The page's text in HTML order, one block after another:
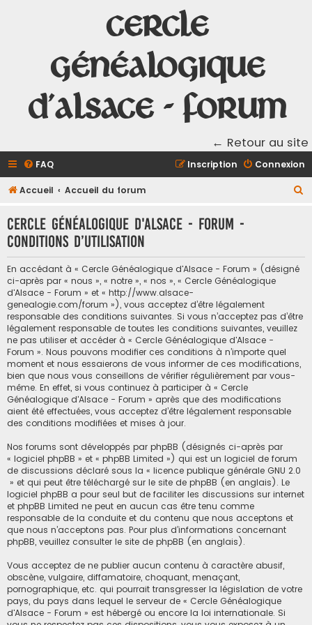
Cercle
Généalogique
d'Alsace - Forum
← Retour au site
FAQ Connexion
Inscription
Accueil Accueil du forum
Cercle Généalogique d'Alsace - Forum -
Conditions d’utilisation
En accédant à « Cercle Généalogique d'Alsace - Forum » (désigné
ci-après par « nous », « notre », « nos », « Cercle Généalogique
d'Alsace - Forum » et « http://www.alsace-
genealogie.com/forum »), vous acceptez d’être légalement
responsable des conditions suivantes. Si vous n’acceptez pas d’être
légalement responsable de toutes les conditions suivantes, veuillez
ne pas utiliser et accéder à « Cercle Généalogique d'Alsace -
Forum ». Nous pouvons modifier ces conditions à n’importe quel
moment et nous essaierons de vous informer de ces modifications,
bien que nous vous conseillons de vérifier régulièrement par vous-
même. En effet, si vous continuez à participer à « Cercle
Généalogique d'Alsace - Forum » après que des modifications
aient été effectuées, vous acceptez d’être légalement responsable
des conditions modifiées et mises à jour.
Nos forums sont développés par phpBB (désignés ci-après par
« logiciel phpBB » et « phpBB Limited ») qui est un logiciel de forum
de discussions déclaré sous la « licence publique générale GNU 2.0
» et qui peut être téléchargé sur le site de phpBB (en anglais). Le
logiciel phpBB a pour seul but de faciliter les discussions sur internet
et phpBB Limited ne peut en aucun cas être tenu comme
responsable de la conduite et du contenu que nous acceptons et
que nous n’acceptons pas. Pour plus d’informations concernant
phpBB, veuillez consulter le site de phpBB (en anglais).
Vous acceptez de ne publier aucun contenu à caractère abusif,
obscène, vulgaire, diffamatoire, choquant, menaçant,
pornographique, etc. qui pourrait transgresser la législation de votre
pays, du pays dans lequel le serveur de « Cercle Généalogique
d'Alsace - Forum » est hébergé ou encore la loi internationale. Si